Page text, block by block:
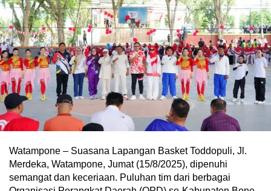
Watampone – Suasana Lapangan Basket Toddopuli, Jl.
Merdeka, Watampone, Jumat (15/8/2025), dipenuhi
semangat dan keceriaan. Puluhan tim dari berbagai